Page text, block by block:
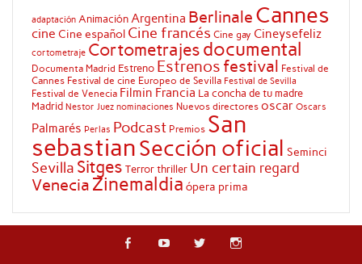
adaptación AnimaciónArgentina Berlinale Cannes
cine Cine español Cine francés Cine gay Cineysefeliz
cortometraje Cortometrajes documental
Documenta Madrid Estreno Estrenos festival Festival de
Cannes Festival de cine Europeo de Sevilla Festival de Sevilla
Festival de Venecia Filmin Francia La concha de tu madre
Madrid Nestor Juez nominaciones Nuevos directores oscar Oscars
Palmarés Perlas Podcast Premios San
sebastianSección oficial Seminci
Sevilla Sitges Terrorthriller Un certain regard
Venecia Zinemaldia ópera prima